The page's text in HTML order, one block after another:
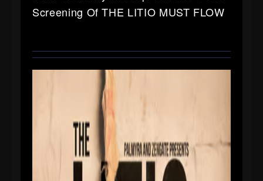
Screening Of THE LITIO MUST FLOW